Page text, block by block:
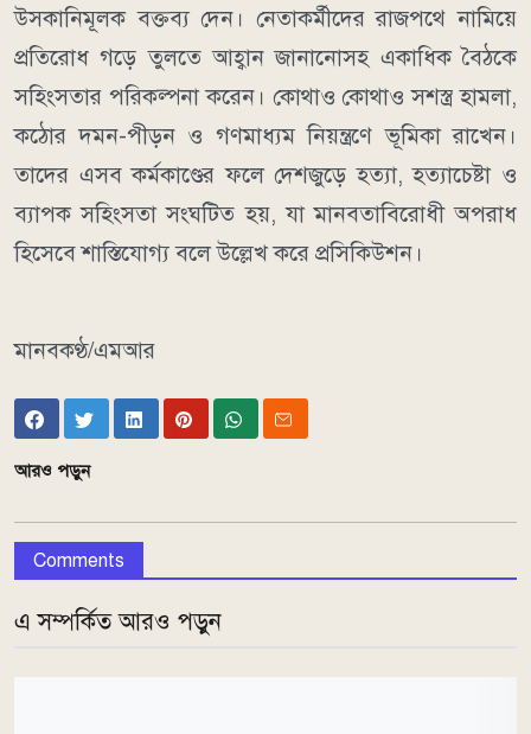
উসকানিমূলক বক্তব্য দেন। নেতাকর্মীদের রাজপথে নামিয়ে
প্রতিরোধ গড়ে তুলতে আহ্বান জানানোসহ একাধিক বৈঠকে
সহিংসতার পরিকল্পনা করেন। কোথাও কোথাও সশস্ত্র হামলা,
কঠোর দমন-পীড়ন ও গণমাধ্যম নিয়ন্ত্রণে ভূমিকা রাখেন।
তাদের এসব কর্মকাণ্ডের ফলে দেশজুড়ে হত্যা, হত্যাচেষ্টা ও
ব্যাপক সহিংসতা সংঘটিত হয়, যা মানবতাবিরোধী অপরাধ
হিসেবে শাস্তিযোগ্য বলে উল্লেখ করে প্রসিকিউশন।
মানবকণ্ঠ/এমআর
আরও পড়ুন
Comments
এ সম্পর্কিত আরও পড়ুন